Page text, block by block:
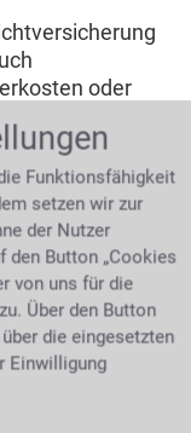
oder
Gartens zum
Mann sitzt am
Funktionsfähigkeit
setzen wir zur
der Nutzer
den Button „Cookies
von uns für die
Über den Button
die eingesetzten
Einwilligung